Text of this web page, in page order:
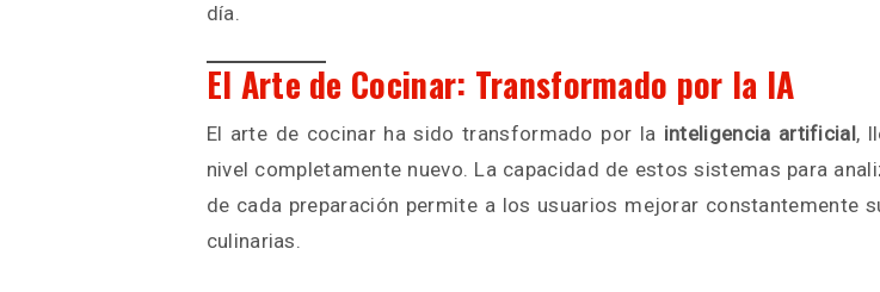
día.
El Arte de Cocinar: Transformado por la IA
El arte de cocinar ha sido transformado por la inteligencia artificial,
nivel completamente nuevo. La capacidad de estos sistemas para
de cada preparación permite a los usuarios mejorar constantemente
culinarias.